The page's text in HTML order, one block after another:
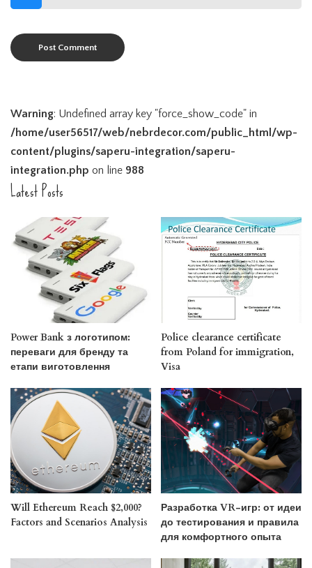
Warning: Undefined array key "force_show_code" in
/home/user56517/web/nebrdecor.com/public_html/wp-
content/plugins/saperu-integration/saperu-
integration.php on line 988
Latest Posts
Power Bank з логотипом:
переваги для бренду та
етапи виготовлення
Police clearance certificate
from Poland for immigration,
Visa
Will Ethereum Reach $2,000?
Factors and Scenarios Analysis
Разработка VR-игр: от идеи
до тестирования и правила
для комфортного опыта